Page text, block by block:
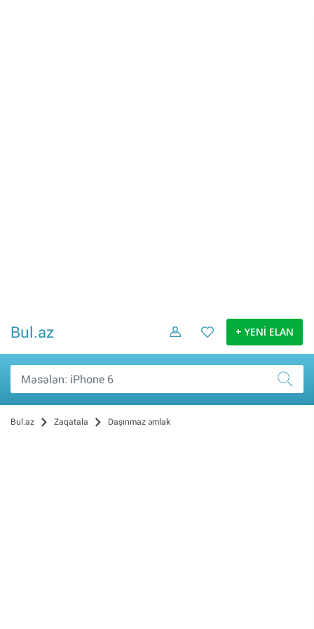
Bul.az + YENİ ELAN
Bul.az Zaqatala Daşınmaz əmlak